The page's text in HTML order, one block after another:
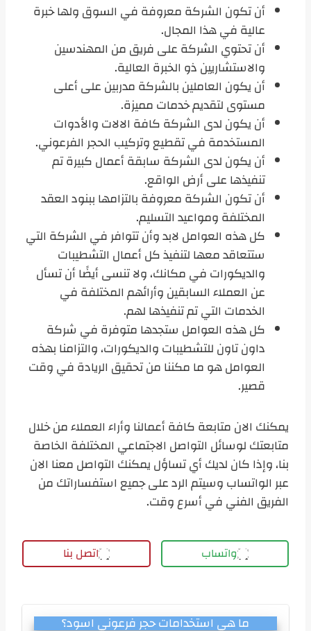
أن تكون الشركة معروفة في السوق ولها خبرة
عالية في هذا المجال.
أن تحتوي الشركة على فريق من المهندسين
والاستشاريين ذو الخبرة العالية.
أن يكون العاملين بالشركة مدربين على أعلى
مستوى لتقديم خدمات مميزة.
أن يكون لدى الشركة كافة الالات والأدوات
المستخدمة في تقطيع وتركيب الحجر الفرعوني.
أن يكون لدى الشركة سابقة أعمال كبيرة تم
تنفيذها على أرض الواقع.
أن تكون الشركة معروفة بالتزامها ببنود العقد
المختلفة ومواعيد التسليم.
كل هذه العوامل لابد وأن تتوافر في الشركة التي
ستتعاقد معها لتنفيذ كل أعمال التشطيبات
والديكورات في مكانك، ولا تنسى أيضًا أن تسأل
عن العملاء السابقين وأرائهم المختلفة في
الخدمات التي تم تنفيذها لهم.
كل هذه العوامل ستجدها متوفرة في شركة
داون تاون للتشطيبات والديكورات، والتزامنا بهذه
العوامل هو ما مكننا من تحقيق الريادة في وقت
قصير.
يمكنك الان متابعة كافة أعمالنا وأراء العملاء من خلال
متابعتك لوسائل التواصل الاجتماعي المختلفة الخاصة
بنا، وإذا كان لديك أي تساؤل يمكنك التواصل معنا الان
عبر الواتساب وسيتم الرد على جميع استفساراتك من
الفريق الفني في أسرع وقت.
واتساب اتصل بنا
ما هي استخدامات حجر فرعوني اسود؟